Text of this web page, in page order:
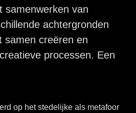
samenwerken van
achtergronden
samen creëren en
processen. Een
op het stedelijke als metafoor